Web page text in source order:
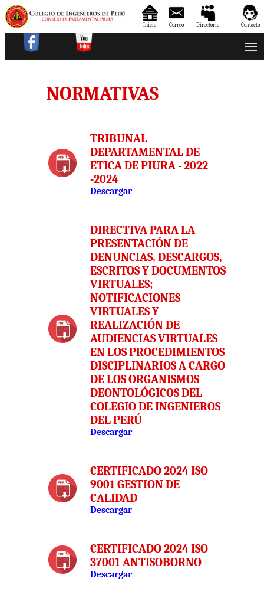
Contacto
Directorio
Correo
Inicio
NORMATIVAS
TRIBUNAL
DEPARTAMENTAL DE
ETICA DE PIURA - 2022
-2024
Descargar
DIRECTIVA PARA LA
PRESENTACIÓN DE
DENUNCIAS, DESCARGOS,
ESCRITOS Y DOCUMENTOS
VIRTUALES;
NOTIFICACIONES
VIRTUALES Y
REALIZACIÓN DE
AUDIENCIAS VIRTUALES
EN LOS PROCEDIMIENTOS
DISCIPLINARIOS A CARGO
DE LOS ORGANISMOS
DEONTOLÓGICOS DEL
COLEGIO DE INGENIEROS
DEL PERÚ
Descargar
CERTIFICADO 2024 ISO
9001 GESTION DE
CALIDAD
Descargar
CERTIFICADO 2024 ISO
37001 ANTISOBORNO
Descargar